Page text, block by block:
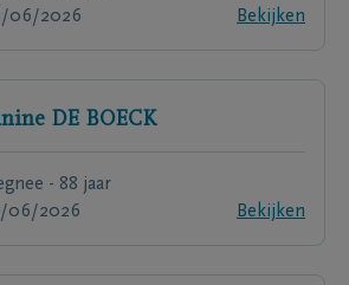
06/2026
Bekijken
DE BOECK
- 88 jaar
06/2026
Bekijken